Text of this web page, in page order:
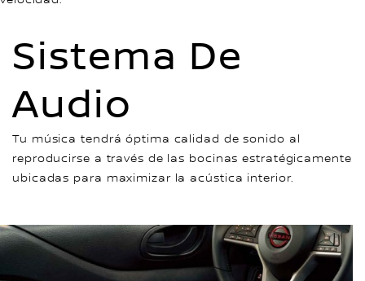
Sistema De
Audio
Tu música tendrá óptima calidad de sonido al
reproducirse a través de las bocinas estratégicamente
ubicadas para maximizar la acústica interior.